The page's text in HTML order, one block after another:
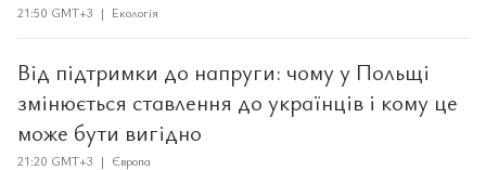
21:50 GMT+3 | Екологія
Від підтримки до напруги: чому у Польщі
змінюється ставлення до українців і кому це
може бути вигідно
21:20 GMT+3 | Європа